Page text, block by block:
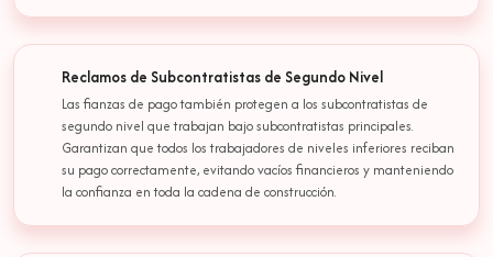
Reclamos de Subcontratistas de Segundo Nivel
Las fianzas de pago también protegen a los subcontratistas de
segundo nivel que trabajan bajo subcontratistas principales.
Garantizan que todos los trabajadores de niveles inferiores reciban
su pago correctamente, evitando vacíos financieros y manteniendo
la confianza en toda la cadena de construcción.